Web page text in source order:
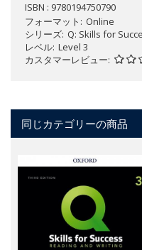
ISBN : 9780194750790
フォーマット
Online
シリーズ Q: Skills for
レベル Level 3
カスタマーレビュー
同じカテゴリーの商品